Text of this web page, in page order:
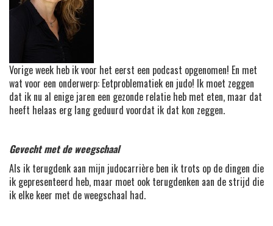
Vorige week heb ik voor het eerst een podcast opgenomen! En met
wat voor een onderwerp: Eetproblematiek en judo! Ik moet zeggen
dat ik nu al enige jaren een gezonde relatie heb met eten, maar dat
heeft helaas erg lang geduurd voordat ik dat kon zeggen.
Gevecht met de weegschaal
Als ik terugdenk aan mijn judocarrière ben ik trots op de dingen die
ik gepresenteerd heb, maar moet ook terugdenken aan de strijd die
ik elke keer met de weegschaal had.